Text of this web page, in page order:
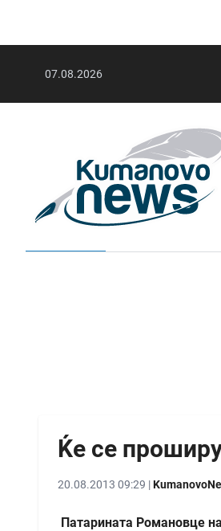
07.08.2026
Ќе се
20.08.2013 09:29 |
Патарината Романовце